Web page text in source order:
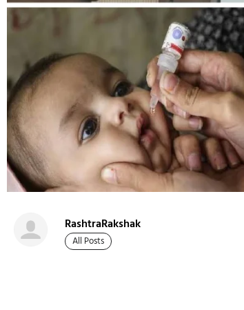
RashtraRakshak
All Posts